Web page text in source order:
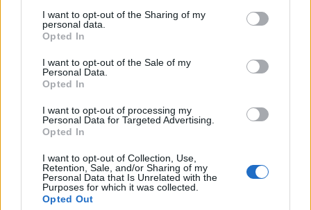
not limited to your visit or usage behaviour. You may click to
grant or deny consent to Google and its third-party tags to
use your data for below specified purposes in below Google
consent section.
I want to opt-out of the Sharing of my
personal data.
Opted In
I want to opt-out of the Sale of my
Personal Data.
Opted In
I want to opt-out of processing my
Personal Data for Targeted Advertising.
Opted In
I want to opt-out of Collection, Use,
Retention, Sale, and/or Sharing of my
Personal Data that Is Unrelated with the
Purposes for which it was collected.
Opted Out
Elhunyt Manny Coto, a Star Trek:
Enterprise írója és producere
Július 9-én, 62 éves korában elhunyt Manny Coto, aki
kreatív munkájának köszönhetően nem csak a Star
Trek rajongók számára, de a24, a...